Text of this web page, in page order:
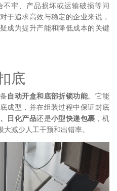
牢、产品损坏或运输破损等问
于追求高效与稳定的企业来说，
成为提升产能和降低成本的关键
底
自动开盒和底部折锁功能。它能
成型，并在组装过程中保证封底
日化产品还是小型快递包裹 ，机
减少人工干预和出错率。